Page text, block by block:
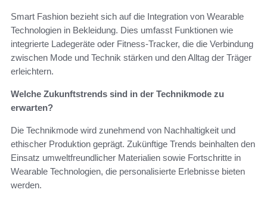
Smart Fashion bezieht sich auf die Integration von Wearable
Technologien in Bekleidung. Dies umfasst Funktionen wie
integrierte Ladegeräte oder Fitness-Tracker, die die Verbindung
zwischen Mode und Technik stärken und den Alltag der Träger
erleichtern.
Welche Zukunftstrends sind in der Technikmode zu
erwarten?
Die Technikmode wird zunehmend von Nachhaltigkeit und
ethischer Produktion geprägt. Zukünftige Trends beinhalten den
Einsatz umweltfreundlicher Materialien sowie Fortschritte in
Wearable Technologien, die personalisierte Erlebnisse bieten
werden.